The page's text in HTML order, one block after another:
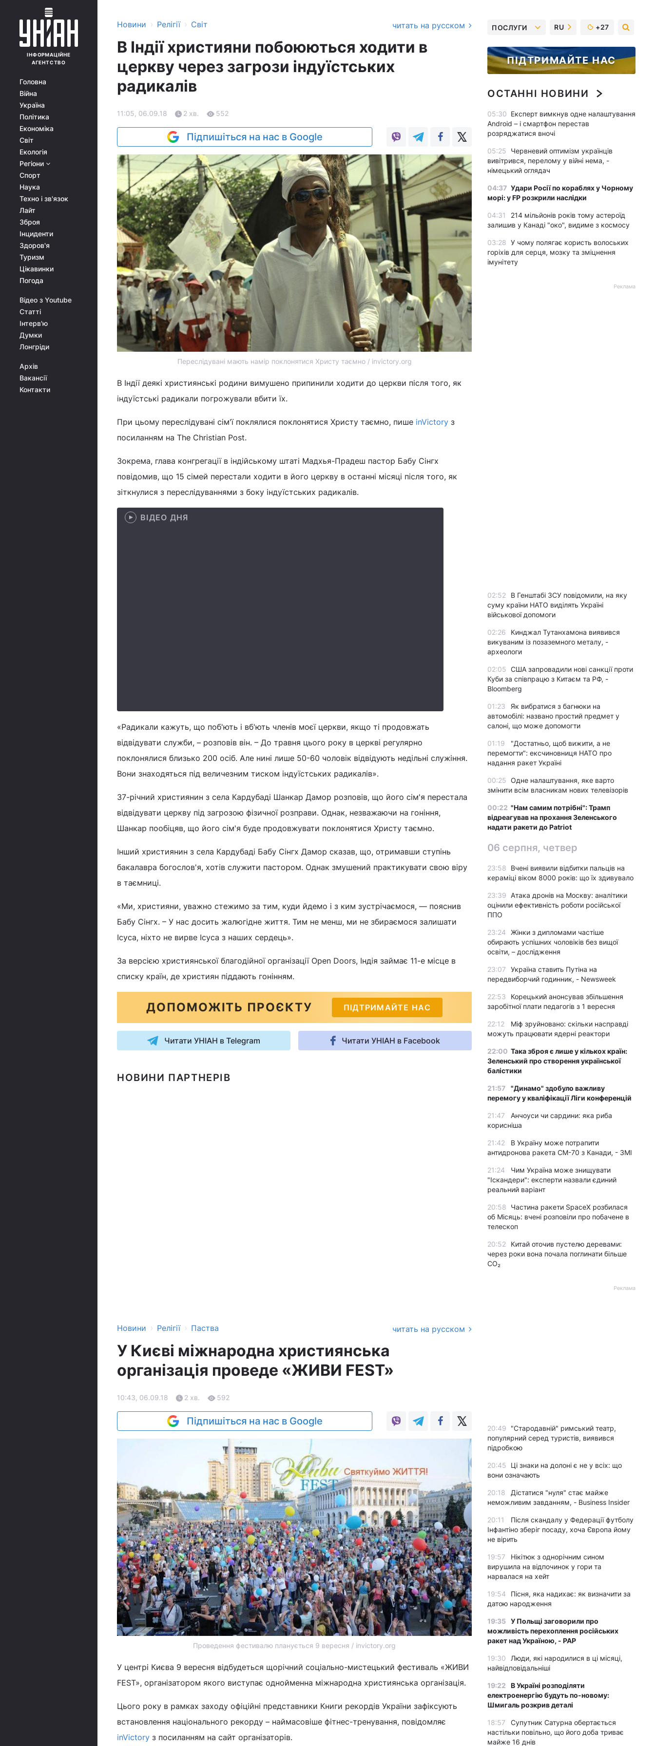
ІНФОРМАЦІЙНЕ
АГЕНТСТВО
Головна
Війна
Україна
Політика
Економіка
Світ
Екологія
Регіони
Спорт
Наука
Техно і зв'язок
Лайт
Зброя
Інциденти
Здоров'я
Туризм
Цікавинки
Погода
Відео з Youtube
Статті
Інтерв'ю
Думки
Лонгріди
Архів
Вакансії
Контакти
Новини › Релігії › Світ читать на русском
В Індії християни побоюються ходити в
церкву через загрози індуїстських
радикалів
11:05, 06.09.18 2 хв. 552
Підпишіться на нас в Google
Переслідувані мають намір поклонятися Христу таємно / invictory.org
В Індії деякі християнські родини вимушено припинили ходити до церкви після того, як
індуїстські радикали погрожували вбити їх.
При цьому переслідувані сім'ї поклялися поклонятися Христу таємно, пише inVictory з
посиланням на The Christian Post.
Зокрема, глава конгрегації в індійському штаті Мадхья-Прадеш пастор Бабу Сінгх
повідомив, що 15 сімей перестали ходити в його церкву в останні місяці після того, як
зіткнулися з переслідуваннями з боку індуїстських радикалів.
ВІДЕО ДНЯ
«Радикали кажуть, що поб'ють і вб'ють членів моєї церкви, якщо ті продовжать
відвідувати служби, – розповів він. – До травня цього року в церкві регулярно
поклонялися близько 200 осіб. Але нині лише 50-60 чоловік відвідують недільні служіння.
Вони знаходяться під величезним тиском індуїстських радикалів».
37-річний християнин з села Кардубаді Шанкар Дамор розповів, що його сім'я перестала
відвідувати церкву під загрозою фізичної розправи. Однак, незважаючи на гоніння,
Шанкар пообіцяв, що його сім'я буде продовжувати поклонятися Христу таємно.
Інший християнин з села Кардубаді Бабу Сінгх Дамор сказав, що, отримавши ступінь
бакалавра богослов'я, хотів служити пастором. Однак змушений практикувати свою віру
в таємниці.
«Ми, християни, уважно стежимо за тим, куди йдемо і з ким зустрічаємося, — пояснив
Бабу Сінгх. – У нас досить жалюгідне життя. Тим не менш, ми не збираємося залишати
Ісуса, ніхто не вирве Ісуса з наших сердець».
За версією християнської благодійної організації Open Doors, Індія займає 11-е місце в
списку країн, де християн піддають гонінням.
ДОПОМОЖІТЬ ПРОЄКТУ ПІДТРИМАЙТЕ НАС
Читати УНІАН в Telegram Читати УНІАН в Facebook
НОВИНИ ПАРТНЕРІВ
Новини › Релігії › Паства читать на русском
У Києві міжнародна християнська
організація проведе «ЖИВИ FEST»
10:43, 06.09.18 2 хв. 592
Підпишіться на нас в Google
Проведення фестивалю планується 9 вересня / invictory.org
У центрі Києва 9 вересня відбудеться щорічний соціально-мистецький фестиваль «ЖИВИ
FEST», організатором якого виступає однойменна міжнародна християнська організація.
Цього року в рамках заходу офіційні представники Книги рекордів України зафіксують
встановлення національного рекорду – наймасовіше фітнес-тренування, повідомляє
inVictory з посиланням на сайт організаторів.
ПОСЛУГИ RU +27
ПІДТРИМАЙТЕ НАС
ОСТАННІ НОВИНИ
05:30 Експерт вимкнув одне налаштування
Android – і смартфон перестав
розряджатися вночі
05:25
Червневий оптимізм українців
вивітрився, перелому у війні нема, -
німецький оглядач
04:37 Удари Росії по кораблях у Чорному
морі: у FP розкрили наслідки
04:31
214 мільйонів років тому астероїд
залишив у Канаді "око", видиме з космосу
03:28 У чому полягає користь волоських
горіхів для серця, мозку та зміцнення
імунітету
Реклама
02:52
В Генштабі ЗСУ повідомили, на яку
суму країни НАТО виділять Україні
військової допомоги
02:26
Кинджал Тутанхамона виявився
викуваним із позаземного металу, -
археологи
02:05 США запровадили нові санкції проти
Куби за співпрацю з Китаєм та РФ, -
Bloomberg
01:23
Як вибратися з багнюки на
автомобілі: названо простий предмет у
салоні, що може допомогти
01:19
"Достатньо, щоб вижити, а не
перемогти": ексчиновниця НАТО про
надання ракет Україні
00:25 Одне налаштування, яке варто
змінити всім власникам нових телевізорів
00:22 "Нам самим потрібні": Трамп
відреагував на прохання Зеленського
надати ракети до Patriot
06 серпня, четвер
23:58
Вчені виявили відбитки пальців на
кераміці віком 8000 років: що їх здивувало
23:39
Атака дронів на Москву: аналітики
оцінили ефективність роботи російської
ППО
23:24
Жінки з дипломами частіше
обирають успішних чоловіків без вищої
освіти, – дослідження
23:07
Україна ставить Путіна на
передвиборчий годинник, - Newsweek
22:53
Корецький анонсував збільшення
заробітної плати педагогів з 1 вересня
22:12
Міф зруйновано: скільки насправді
можуть працювати ядерні реактори
22:00 Така зброя є лише у кількох країн:
Зеленський про створення української
балістики
21:57
"Динамо" здобуло важливу
перемогу у кваліфікації Ліги конференцій
21:47
Анчоуси чи сардини: яка риба
корисніша
21:42
В Україну може потрапити
антидронова ракета CM-70 з Канади, - ЗМІ
21:24
Чим Україна може знищувати
"Іскандери": експерти назвали єдиний
реальний варіант
20:58
Частина ракети SpaceX розбилася
об Місяць: вчені розповіли про побачене в
телескоп
20:52
Китай оточив пустелю деревами:
через роки вона почала поглинати більше
CO₂
Реклама
20:49
"Стародавній" римський театр,
популярний серед туристів, виявився
підробкою
20:45
Ці знаки на долоні є не у всіх: що
вони означають
20:18
Дістатися "нуля" стає майже
неможливим завданням, - Business Insider
20:11
Після скандалу у Федерації футболу
Інфантіно зберіг посаду, хоча Європа йому
не вірить
19:57
Нікітюк з однорічним сином
вирушила на відпочинок у гори та
нарвалася на хейт
19:54
Пісня, яка надихає: як визначити за
датою народження
19:35 У Польщі заговорили про
можливість перехоплення російських
ракет над Україною, - PAP
19:30
Люди, які народилися в ці місяці,
найвідповідальніші
19:22
В Україні розподіляти
електроенергію будуть по-новому:
Шмигаль розкрив деталі
18:57
Супутник Сатурна обертається
настільки повільно, що його доба триває
майже 16 днів